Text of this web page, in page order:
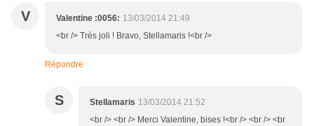
V Valentine :0056: 13/03/2014 21:49
<br /> Très joli ! Bravo, Stellamaris !<br />
Répondre
S Stellamaris 13/03/2014 21:52
<br /> <br /> Merci Valentine, bises !<br /> <br /> <br